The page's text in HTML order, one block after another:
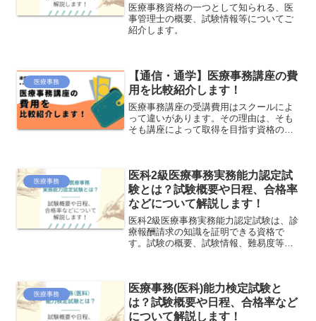
医療事務資格の一つとして知られる、医
事管理士の概要、試験情報等についてご
紹介します。
医療事務
【通信・通学】医療事務講座の費
用を比較紹介します！
医療事務講座の受講費用はスクールによ
って違いがあります。その理由は、そも
そも講座によって取得を目指す資格の違
す。その際、学習フォローや使用テキス
トなども確認してみてください。
医療事務
医科2級医療事務実務能力認定試
験とは？試験概要や日程、合格率
などについて解説します！
医科2級医療事務実務能力認定試験は、診
療報酬請求の知識を証明できる資格で
す。試験の概要、試験情報、難易度等に
医療事務
医療事務(医科)能力検定試験と
は？試験概要や日程、合格率など
について解説します！